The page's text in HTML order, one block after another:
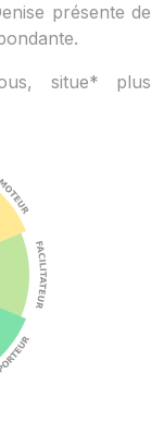
présente de
situe* plus